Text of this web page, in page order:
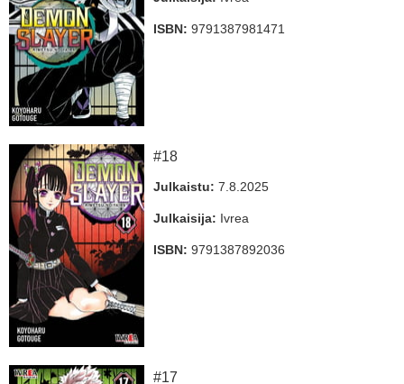
ISBN: 9791387981471
#18
Julkaistu: 7.8.2025
Julkaisija: Ivrea
ISBN: 9791387892036
#17